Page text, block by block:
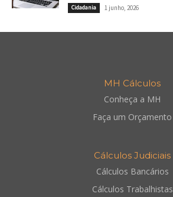
Cidadania 1 junho, 2026
MH Cálculos
Conheça a MH
Faça um Orçamento
Cálculos Judiciais
Cálculos Bancários
Cálculos Trabalhistas